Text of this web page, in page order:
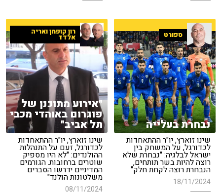
ספורט
נבחרת בעלייה
שינו זוארץ, יו"ר ההתאחדות
לכדורגל, על המשחק בין
ישראל לבלגיה: "נבחרת שלא
רוצה להיות בשר תותחים,
הנבחרת רוצה לקחת חלק"
18/11/2024
רון קופמן ואריה
אלדד
"אירוע מתוכנן של
פוגרום באוהדי מכבי
תל אביב"
שינו זוארץ, יו"ר ההתאחדות
לכדורגל, זעם על התנהלות
ההולנדים: "לא היו מספיק
שוטרים ברחובות. הגורמים
המדיניים ידרשו הסברים
משלטונות הולנד"
08/11/2024